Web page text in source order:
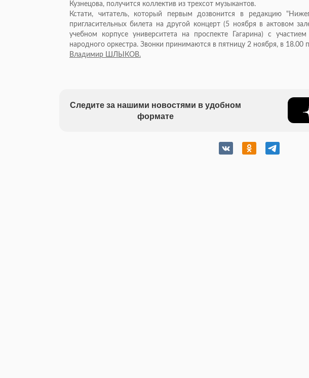
Кузнецова, получится коллектив из трехсот музыкантов.
Кстати, читатель, который первым дозвонится в редакцию
пригласительных билета на другой концерт (5 ноября в актовом
учебном корпусе университета на проспекте Гагарина) с
народного оркестра. Звонки принимаются в пятницу 2 ноября, в 18.00
Владимир ШЛЫКОВ.
Следите за нашими новостями в удобном
формате